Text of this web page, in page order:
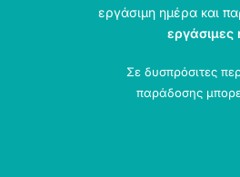
εργάσιμη ημέρα και
εργάσιμες
Σε δυσπρόσιτες
παράδοσης